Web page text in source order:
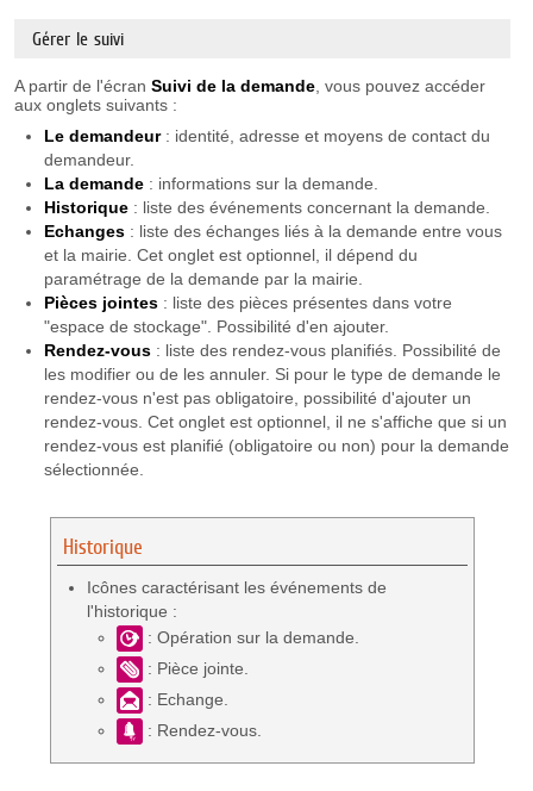
Gérer le suivi
A partir de l'écran Suivi de la demande, vous pouvez accéder
aux onglets suivants :
Le demandeur: identité, adresse et moyens de contact du
demandeur.
La demande: informations sur la demande.
Historique: liste des événements concernant la demande.
Echanges: liste des échanges liés à la demande entre vous
et la mairie. Cet onglet est optionnel, il dépend du
paramétrage de la demande par la mairie.
Pièces jointes: liste des pièces présentes dans votre
"espace de stockage". Possibilité d'en ajouter.
Rendez-vous: liste des rendez-vous planifiés. Possibilité de
les modifier ou de les annuler. Si pour le type de demande le
rendez-vous n'est pas obligatoire, possibilité d'ajouter un
rendez-vous. Cet onglet est optionnel, il ne s'affiche que si un
rendez-vous est planifié (obligatoire ou non) pour la demande
sélectionnée.
Historique
Icônes caractérisant les événements de
l'historique :
: Opération sur la demande.
: Pièce jointe.
: Echange.
: Rendez-vous.